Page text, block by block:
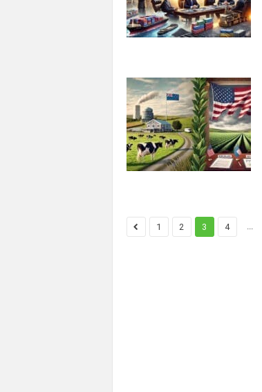
1 2 3 4